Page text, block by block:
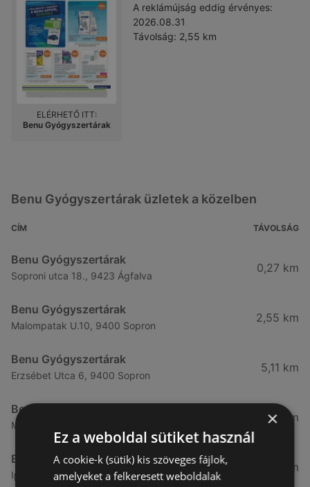
A reklámújság eddig érvényes:
2026.08.31
Távolság: 2,55 km
ELÉRHETŐ ITT:
Benu Gyógyszertárak
Benu Gyógyszertárak üzletek a közelben
CÍM TÁVOLSÁG
Benu Gyógyszertárak
Soproni utca 18., 9423 Ágfalva
0,27 km
Benu Gyógyszertárak
Malompatak U.10, 9400 Sopron
2,55 km
Benu Gyógyszertárak
Erzsébet Utca 6, 9400 Sopron
5,11 km
Benu Gyógyszertárak
Mátyás Király Utca 23, 9400 Sopron
5,24 km
Benu Gyógyszertárak
Ipar Körút 30, 9400 Sopron
7,03 km
×
Ez a weboldal sütiket használ
A cookie-k (sütik) kis szöveges fájlok,
amelyeket a felkeresett weboldalak